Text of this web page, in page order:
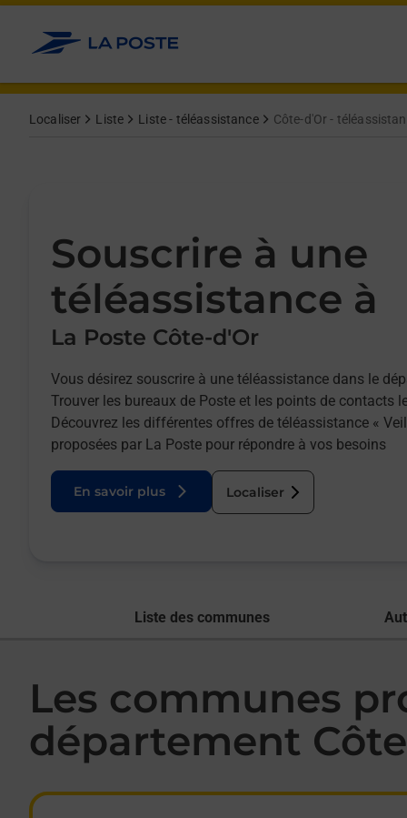
Allez au contenu
Localiser Liste Liste - téléassistance Côte-d'Or -
Souscrire à une
téléassistance à
La Poste Côte-d'Or
Vous désirez souscrire à une téléassistance dans le
Trouver les bureaux de Poste et les points de contacts
Découvrez les différentes offres de téléassistance «
proposées par La Poste pour répondre à vos besoins
En savoir plus Localiser
Liste des communes
Les communes
département
Afficher ou masquer la réponse
Afficher ou masquer la réponse
Afficher ou masquer la réponse